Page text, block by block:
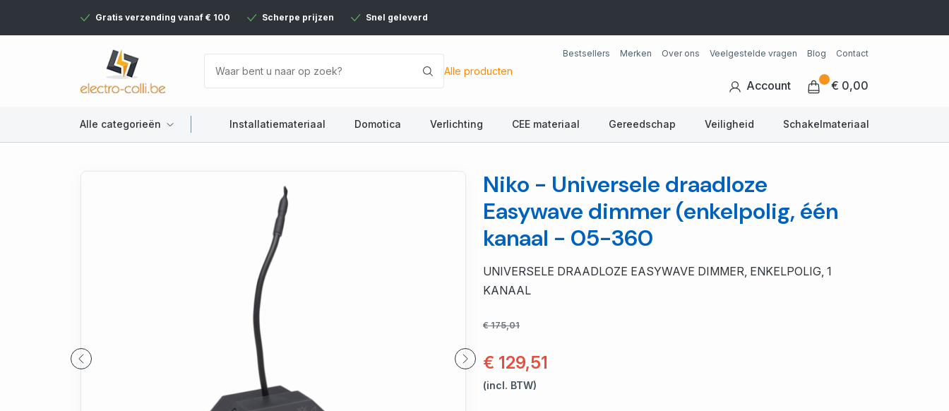
Gratis verzending vanaf € 100 Scherpe prijzen Snel geleverd
Alle producten
Bestsellers Merken Over ons Veelgestelde vragen Blog Contact
Account € 0,00
Alle categorieën Installatiemateriaal Domotica Verlichting CEE materiaal Gereedschap Veiligheid Schakelmateriaal
Niko - Universele draadloze
Easywave dimmer (enkelpolig, één
kanaal - 05-360
UNIVERSELE DRAADLOZE EASYWAVE DIMMER, ENKELPOLIG, 1
KANAAL
€ 175,01
€ 129,51
(incl. BTW)